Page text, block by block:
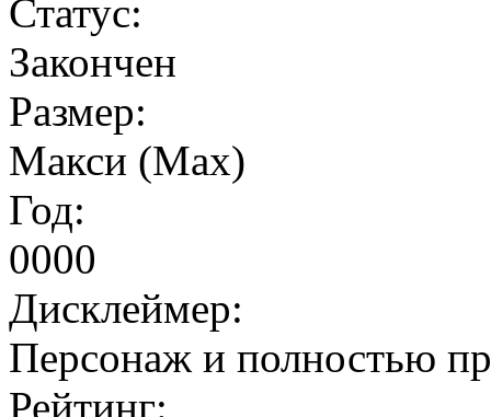
Статус:
Закончен
Размер:
Макси (Max)
Год:
0000
Дисклеймер:
Персонаж и полностью
Рейтинг: